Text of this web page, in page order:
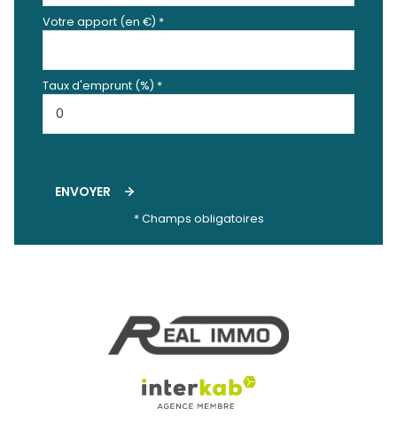
Votre apport (en €) *
Taux d'emprunt (%) *
ENVOYER
* Champs obligatoires